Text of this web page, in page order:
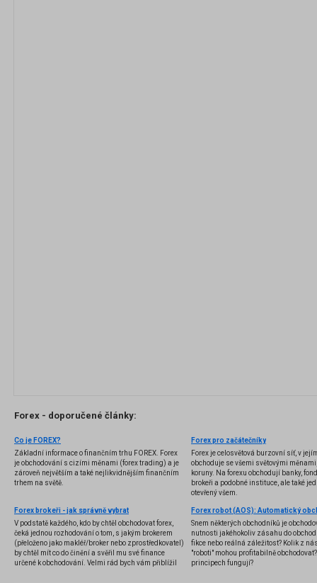
Forex - doporučené články:
Co je FOREX?
Základní informace o finančním trhu FOREX. Forex
je obchodování s cizími měnami (forex trading) a je
zároveň největším a také nejlikvidnějším finančním
trhem na světě.
Forex pro začátečníky
Forex je celosvětová burzovní síť, v
obchoduje se všemi světovými
koruny. Na forexu obchodují banky,
brokeři a podobné instituce, ale také
otevřený všem.
Forex brokeři - jak správně vybrat
V podstatě každého, kdo by chtěl obchodovat forex,
čeká jednou rozhodování o tom, s jakým brokerem
(přeloženo jako makléř/broker nebo zprostředkovatel)
by chtěl mít co do činění a svěřil mu své finance
určené k obchodování. Velmi rád bych vám přiblížil
Snem některých obchodníků je
nutnosti jakéhokoliv zásahu do
fikce nebo reálná záležitost? Kolik z
"roboti" mohou profitabilně
principech fungují?